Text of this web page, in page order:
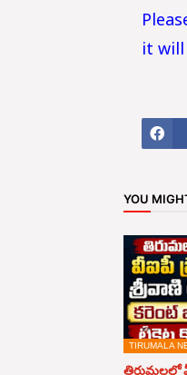
it
YOU
TIRUMALA
తిరుమలలో